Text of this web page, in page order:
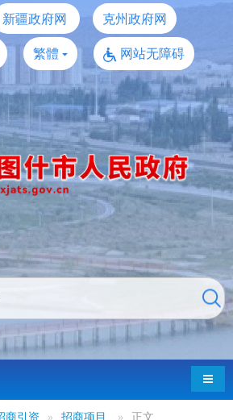
新疆政府网
克州政府网
繁體 网站无障碍
导航
商引资 » 招商项目 » 正文